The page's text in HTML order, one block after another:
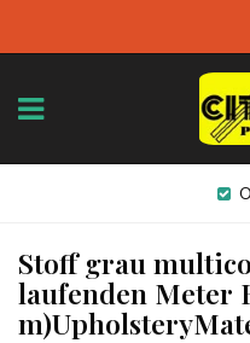
Stoff grau
laufenden Meter